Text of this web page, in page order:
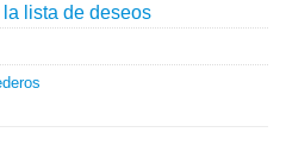
lista de deseos